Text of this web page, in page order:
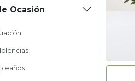
Ocasión